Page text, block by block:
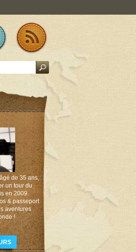
de 35 ans,
un tour du
en 2009.
& passeport
aventures
!